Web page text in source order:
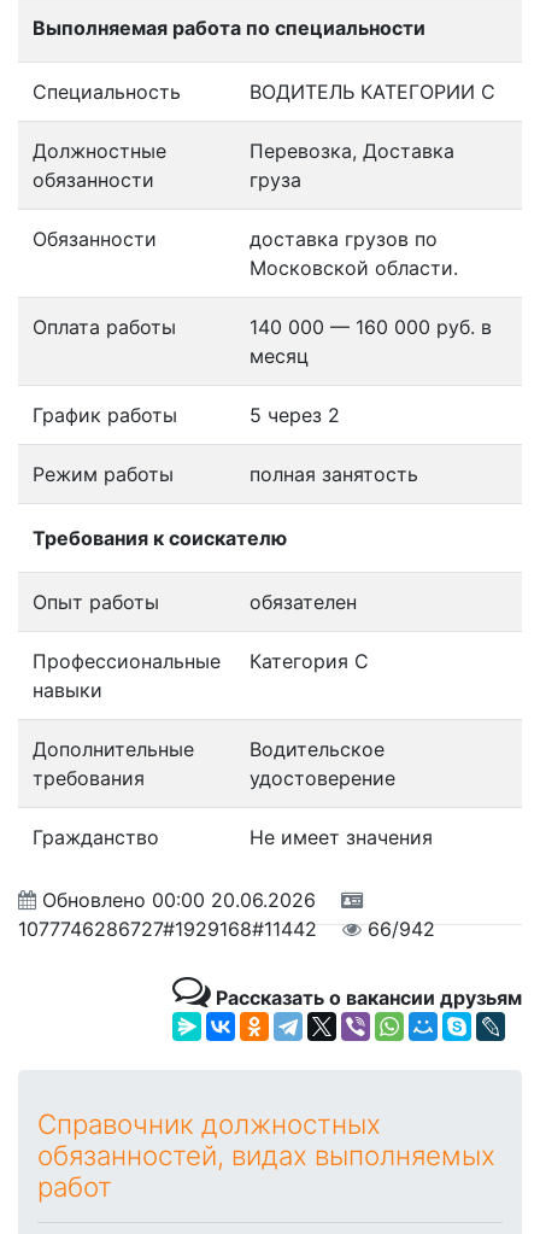
Выполняемая работа по специальности
Специальность ВОДИТЕЛЬ КАТЕГОРИИ С
Должностные
обязанности
Перевозка, Доставка
груза
Обязанности
доставка грузов по
Московской области.
Оплата работы
140 000 — 160 000 руб. в
месяц
График работы 5 через 2
Режим работы полная занятость
Требования к соискателю
Опыт работы обязателен
Профессиональные
навыки
Категория C
Дополнительные
требования
Водительское
удостоверение
Гражданство Не имеет значения
Обновлено 00:00 20.06.2026
1077746286727#1929168#11442
66/942
Рассказать о вакансии друзьям
Справочник должностных
обязанностей, видах выполняемых
работ